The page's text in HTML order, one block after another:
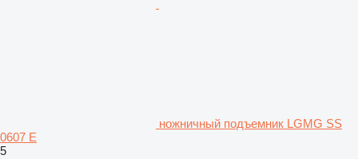
ножничный подъемник LGMG SS
0607 E
5